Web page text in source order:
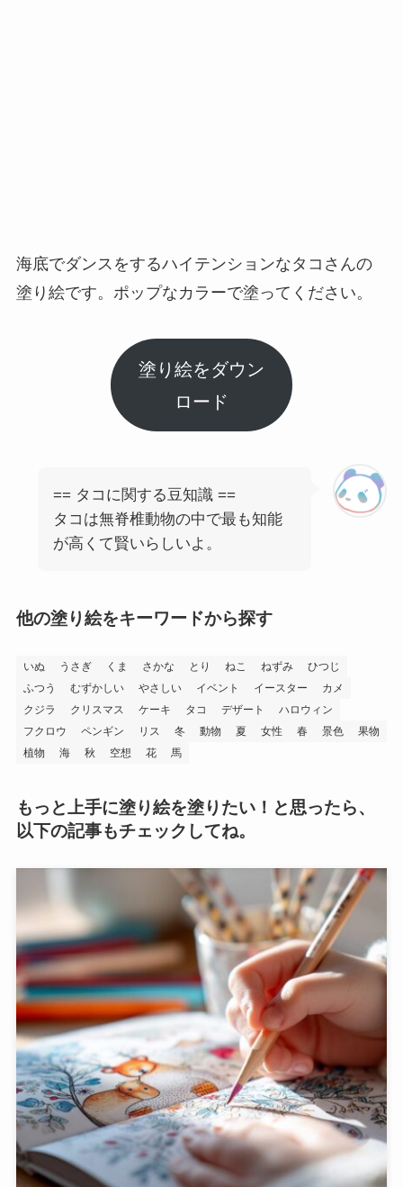
海底でダンスをするハイテンションなタコさんの
塗り絵です。ポップなカラーで塗ってください。
塗り絵をダウン
ロード
== タコに関する豆知識 ==
タコは無脊椎動物の中で最も知能
が高くて賢いらしいよ。
他の塗り絵をキーワードから探す
いぬ うさぎ くま さかな とり ねこ ねずみ
ひつじ
ふつう
むずかしい やさしい イベント イースター
カメ
クジラ
クリスマス ケーキ タコ デザート
ハロウィン
フクロウ
ペンギン リス 冬 動物 夏 女性 春 景色
果物
植物
海 秋 空想 花 馬
もっと上手に塗り絵を塗りたい！と思ったら、
以下の記事もチェックしてね。